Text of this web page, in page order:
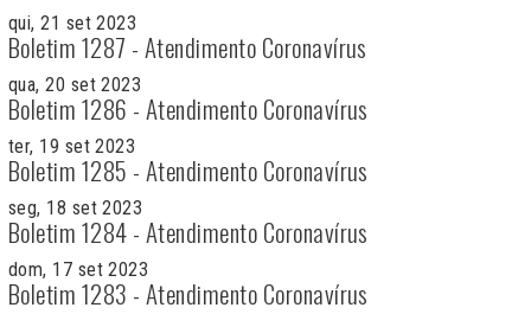
qui, 21 set 2023
Boletim 1287 - Atendimento Coronavírus
qua, 20 set 2023
Boletim 1286 - Atendimento Coronavírus
ter, 19 set 2023
Boletim 1285 - Atendimento Coronavírus
seg, 18 set 2023
Boletim 1284 - Atendimento Coronavírus
dom, 17 set 2023
Boletim 1283 - Atendimento Coronavírus